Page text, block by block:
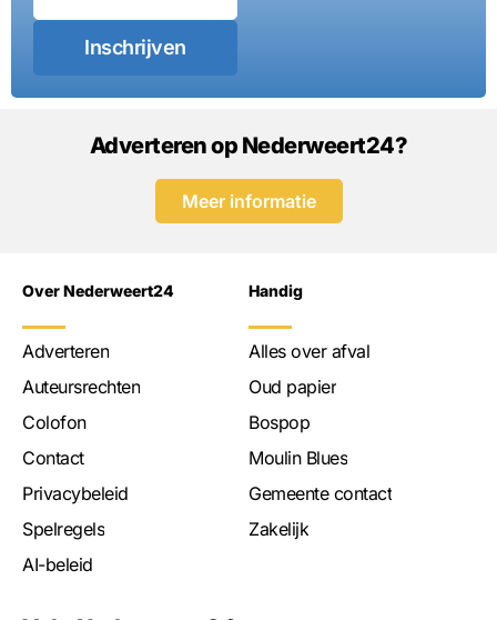
Inschrijven
Adverteren op Nederweert24?
Meer informatie
Over Nederweert24
Adverteren
Auteursrechten
Colofon
Contact
Privacybeleid
Spelregels
AI-beleid
Handig
Alles over afval
Oud papier
Bospop
Moulin Blues
Gemeente contact
Zakelijk